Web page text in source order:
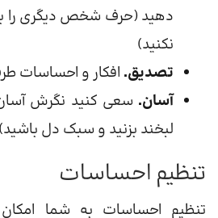
دهید (حرف شخص دیگری را
نکنید)
تصدیق. افکار و احساسات
آسان. سعی کنید نگرش
لبخند بزنید و سبک دل باشید)
تنظیم احساسات
تنظیم احساسات به شما